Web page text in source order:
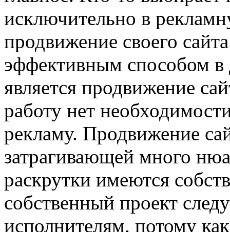
исключительно в
продвижение своего
эффективным способом в
является продвижение
работу нет
рекламу. Продвижение
затрагивающей много
раскрутки имеются
собственный проект
исполнителям, потому